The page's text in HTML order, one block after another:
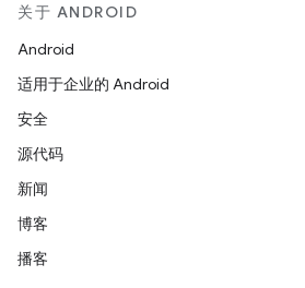
关于 ANDROID
Android
适用于企业的 Android
安全
源代码
新闻
博客
播客